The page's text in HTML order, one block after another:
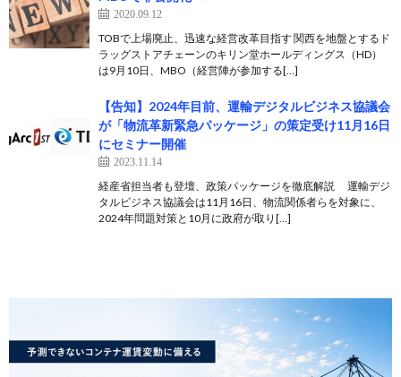
2020.09.12
TOBで上場廃止、迅速な経営改革目指す 関西を地盤とするド
ラッグストアチェーンのキリン堂ホールディングス（HD）
は9月10日、MBO（経営陣が参加する[…]
【告知】2024年目前、運輸デジタルビジネス協議会
が「物流革新緊急パッケージ」の策定受け11月16日
にセミナー開催
2023.11.14
経産省担当者も登壇、政策パッケージを徹底解説 運輸デジ
タルビジネス協議会は11月16日、物流関係者らを対象に、
2024年問題対策と10月に政府が取り[…]